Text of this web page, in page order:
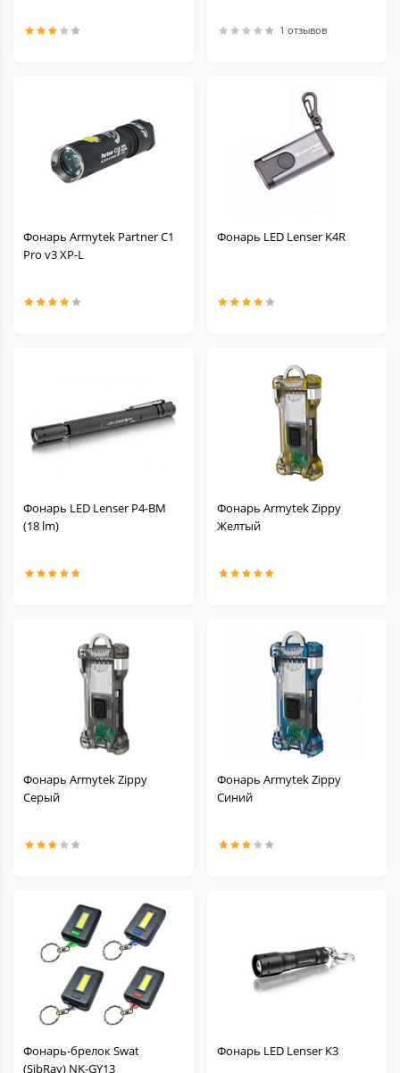
1 отзывов
Фонарь Armytek Partner C1
Pro v3 XP-L
Фонарь LED Lenser K4R
Фонарь LED Lenser P4-BM
(18 lm)
Фонарь Armytek Zippy
Желтый
Фонарь Armytek Zippy
Серый
Фонарь Armytek Zippy
Синий
Фонарь-брелок Swat
(SibRay) NK-GY13
Фонарь LED Lenser K3